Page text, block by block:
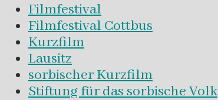
Filmfestival
Filmfestival Cottbus
Kurzfilm
Lausitz
sorbischer Kurzfilm
Stiftung für das sorbische Volk